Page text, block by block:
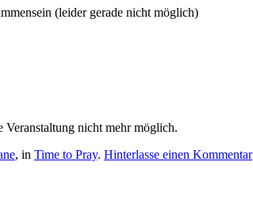
(leider gerade nicht möglich)
Veranstaltung nicht mehr möglich.
, in Time to Pray. Hinterlasse einen Kommentar